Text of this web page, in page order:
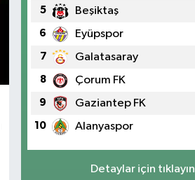
5 Beşiktaş
6 Eyüpspor
7 Galatasaray
8 Çorum FK
9 Gaziantep FK
10 Alanyaspor
Detaylar için tıklayın